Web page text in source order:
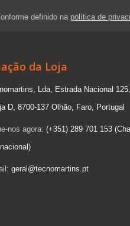
definido na política de
da Loja
Lda, Estrada Nacional
D, 8700-137 Olhão, Faro, Portugal
nos agora: (+351) 289 701 153
geral@tecnomartins.pt